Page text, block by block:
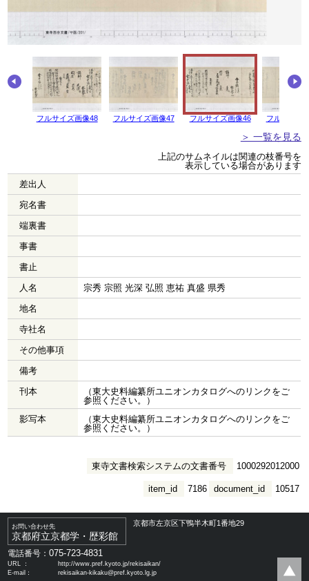
フルサイズ画像48 フルサイズ画像47 フルサイズ画像46 フルサイズ
＞ 一覧を見る
上記のサムネイルは関連の枝番号を
表示している場合があります
差出人
宛名書
端裏書
事書
書止
人名
宗秀 宗照 光深 弘照 恵祐 真盛 県秀
地名
寺社名
その他事項
備考
刊本
（東大史料編纂所ユニオンカタログへのリンクをご
参照ください。）
影写本
（東大史料編纂所ユニオンカタログへのリンクをご
参照ください。）
東寺文書検索システムの文書番号 1000292012000
document_id 10517
item_id 7186
お問い合わせ先
京都府立京都学・歴彩館
京都市左京区下鴨半木町1番地29
電話番号：075-723-4831
URL ：
http://www.pref.kyoto.jp/rekisaikan/
E-mail：
rekisaikan-kikaku@pref.kyoto.lg.jp